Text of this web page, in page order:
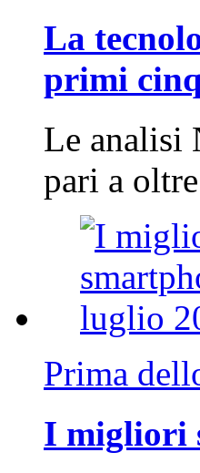
La
primi
Le analisi
pari a
Prima
I migliori